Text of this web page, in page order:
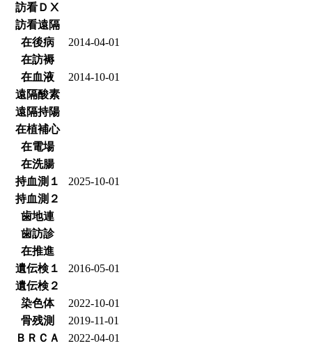
訪看ＤⅩ
訪看遠隔
在後病
2014-04-01
在訪褥
在血液
2014-10-01
遠隔酸素
遠隔持陽
在植補心
在電場
在洗腸
持血測１
2025-10-01
持血測２
歯地連
歯訪診
在推進
遺伝検１
2016-05-01
遺伝検２
染色体
2022-10-01
骨残測
2019-11-01
ＢＲＣＡ
2022-04-01